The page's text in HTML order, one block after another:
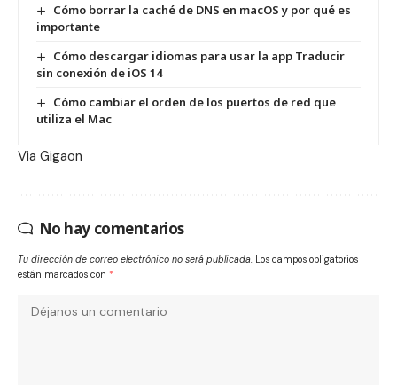
Cómo borrar la caché de DNS en macOS y por qué es
importante
Cómo descargar idiomas para usar la app Traducir
sin conexión de iOS 14
Cómo cambiar el orden de los puertos de red que
utiliza el Mac
Via Gigaon
No hay comentarios
Tu dirección de correo electrónico no será publicada. Los campos obligatorios
están marcados con *